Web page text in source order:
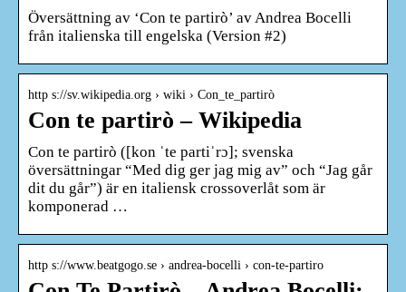
Översättning av ‘Con te partirò’ av Andrea Bocelli
från italienska till engelska (Version #2)
http s://sv.wikipedia.org › wiki › Con_te_partirò
Con te partirò – Wikipedia
Con te partirò ([kon ˈte partiˈrɔ]; svenska
översättningar “Med dig ger jag mig av” och “Jag går
dit du går”) är en italiensk crossoverlåt som är
komponerad …
http s://www.beatgogo.se › andrea-bocelli › con-te-partiro